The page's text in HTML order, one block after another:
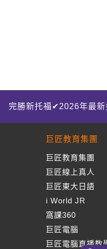
完勝新托福✔2026年最新
巨匠教育集團
巨匠教育集團
巨匠線上真人
巨匠東大日語
i World JR
窩課360
巨匠電腦
巨匠電腦直播教